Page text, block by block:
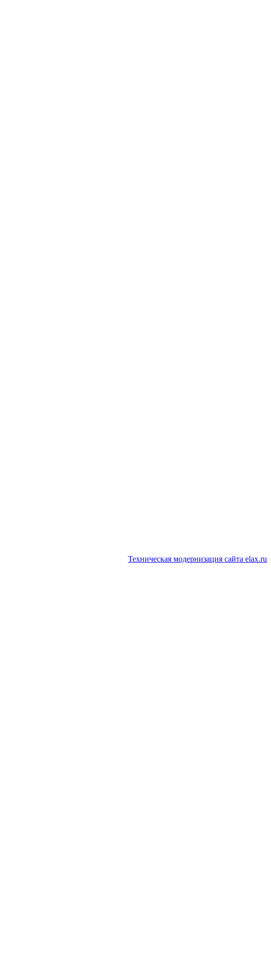
Техническая модернизация сайта elax.ru